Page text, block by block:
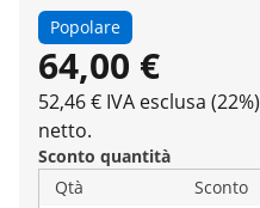
Popolare
64,00 €
52,46 € IVA esclusa (22%)
netto.
Sconto quantità
Qtà
Sconto